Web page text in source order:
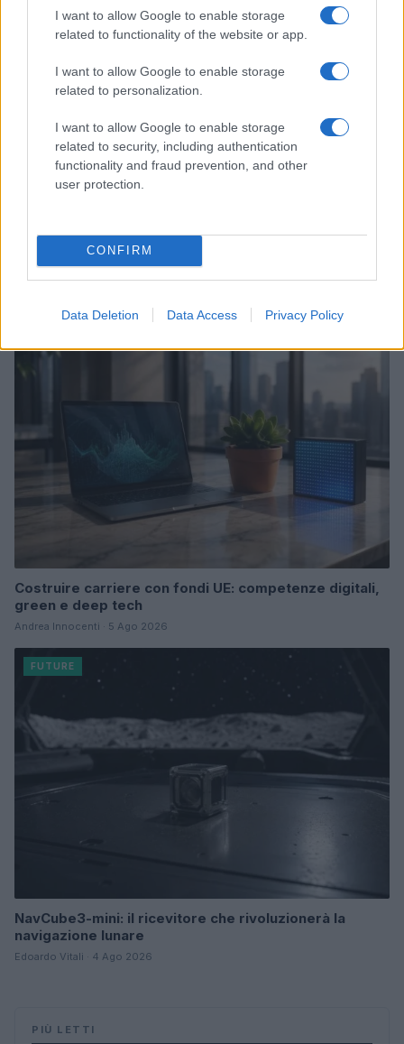
I want to allow Google to enable storage
related to functionality of the website or app.
I want to allow Google to enable storage
related to personalization.
I want to allow Google to enable storage
related to security, including authentication
functionality and fraud prevention, and other
user protection.
CONFIRM
Data Deletion Data Access Privacy Policy
Disarmo di Hamas e ritiro da Gaza: le tensioni tra
Israele e Trump
Costruire carriere con fondi UE: competenze digitali,
green e deep tech
Andrea Innocenti · 5 Ago 2026
FUTURE
NavCube3-mini: il ricevitore che rivoluzionerà la
navigazione lunare
Edoardo Vitali · 4 Ago 2026
PIÙ LETTI